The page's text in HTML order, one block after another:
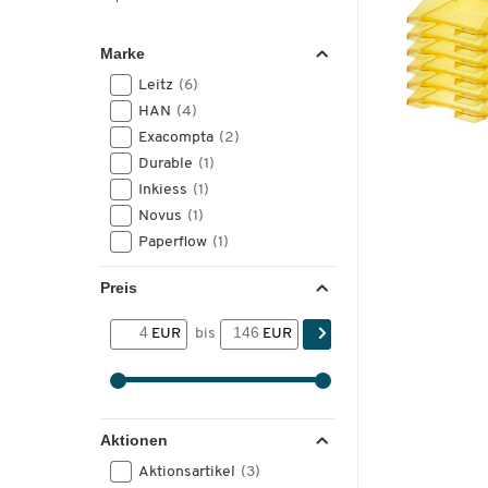
Marke
Leitz (6)
HAN (4)
Exacompta (2)
Durable (1)
Inkiess (1)
Novus (1)
Paperflow (1)
Preis
EUR bis EUR
Aktionen
Aktionsartikel (3)